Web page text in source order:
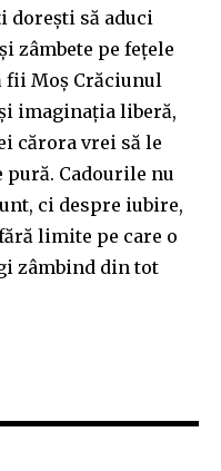
să aduci
zâmbete pe fețele
fii Moș Crăciunul
imaginația liberă,
cărora vrei să le
Cadourile nu
ci despre iubire,
limite pe care o
zâmbind din tot